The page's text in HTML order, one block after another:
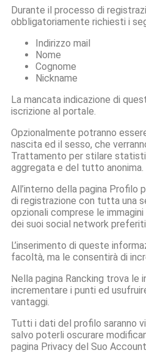
Durante il processo di
obbligatoriamente richiesti i
Indirizzo mail
Nome
Cognome
Nickname
La mancata indicazione di
iscrizione al portale.
Opzionalmente potranno
nascita ed il sesso, che
Trattamento per stilare
aggregata e del tutto anonima.
All’interno della pagina Profilo
di registrazione con tutta una
opzionali comprese le
dei suoi social network preferiti.
L’inserimento di queste
facoltà, ma le consentirà di
Nella pagina Rancking trova le
incrementare i punti ed
vantaggi.
Tutti i dati del profilo saranno
salvo poterli oscurare
pagina Privacy del Suo Account.